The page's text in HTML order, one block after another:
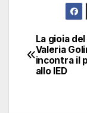
articoli
La gioia
Valeria
incontra il
allo IED